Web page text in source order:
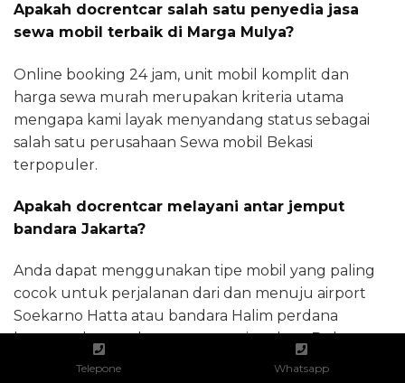
Apakah docrentcar salah satu penyedia jasa
sewa mobil terbaik di Marga Mulya?
Online booking 24 jam, unit mobil komplit dan
harga sewa murah merupakan kriteria utama
mengapa kami layak menyandang status sebagai
salah satu perusahaan Sewa mobil Bekasi
terpopuler.
Apakah docrentcar melayani antar jemput
bandara Jakarta?
Anda dapat menggunakan tipe mobil yang paling
cocok untuk perjalanan dari dan menuju airport
Soekarno Hatta atau bandara Halim perdana
kusuma dengan harga sewa terjangkau. Buka
ponsel anda dan hubungi operator kami sekarang
Telepone Whatsapp